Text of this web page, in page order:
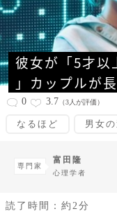
彼女が「5才以
」カップルが
0 3.7 （3人が評価）
なるほど 男女
専門家
富田隆
心理学者
読了時間：約2分